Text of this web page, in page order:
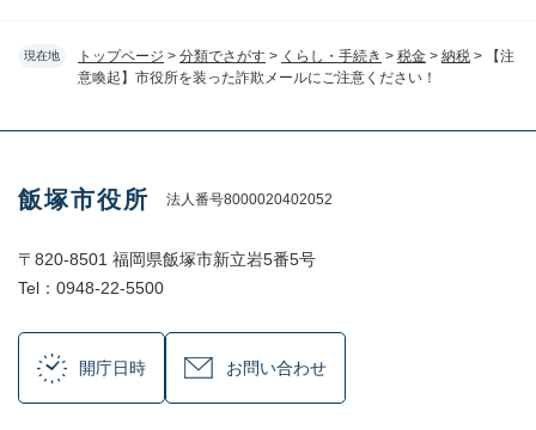
現在地 トップページ > 分類でさがす > くらし・手続き > 税金 > 納税 >
【注
意喚起】市役所を装った詐欺メールにご注意ください！
飯塚市役所 法人番号8000020402052
〒820-8501 福岡県飯塚市新立岩5番5号
Tel：0948-22-5500
開庁日時 お問い合わせ